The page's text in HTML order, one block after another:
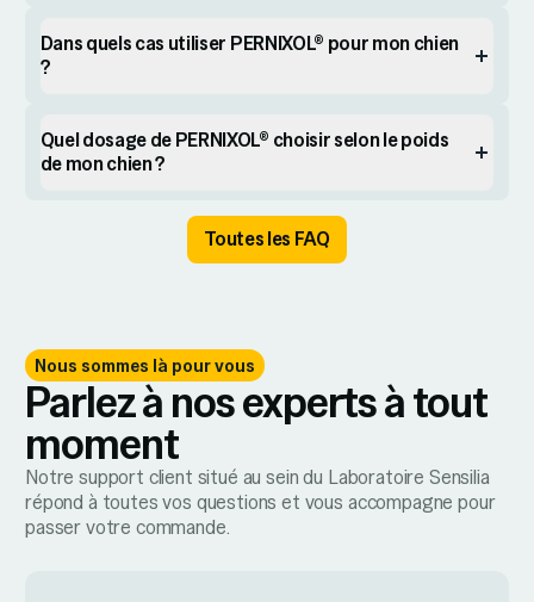
Dans quels cas utiliser PERNIXOL® pour mon chien
?
Quel dosage de PERNIXOL® choisir selon le poids
de mon chien ?
Toutes les FAQ
Nous sommes là pour vous
Parlez à nos experts à tout
moment
Notre support client situé au sein du Laboratoire Sensilia
répond à toutes vos questions et vous accompagne pour
passer votre commande.